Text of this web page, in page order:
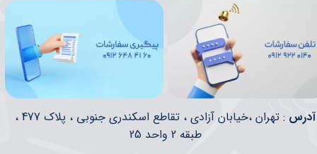
​​آدرس
: تهران ،خیابان آزادی ، تقاطع اسکندری جنوبی ، پلاک 477 ،
طبقه 2 واحد 25